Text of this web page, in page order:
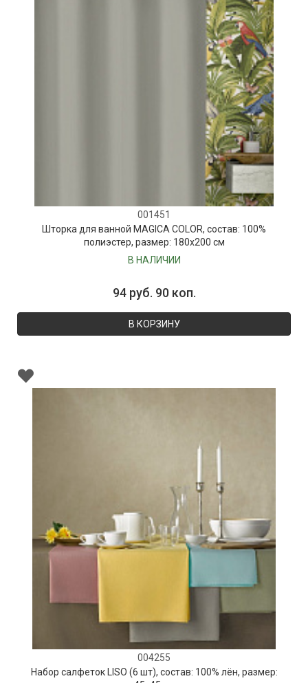
001451
Шторка для ванной MAGICA COLOR, состав: 100%
полиэстер, размер: 180х200 см
В НАЛИЧИИ
94 руб. 90 коп.
В КОРЗИНУ
004255
Набор салфеток LISO (6 шт), состав: 100% лён, размер: